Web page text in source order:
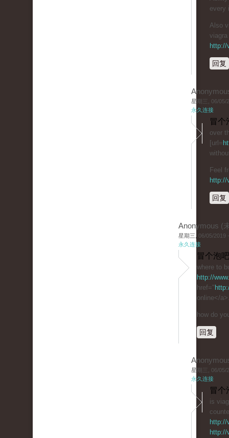
every
Also
viagra
http://
回复
星期三, 06/05/
永久连接
冒个
over
[url=
Feel
http://
回复
Anonymous (
星期三, 06/05/2019
永久连接
冒个泡
where to
http://
href="
online</
how do
回复
星期三, 06/05/
永久连接
冒个
is
http://
http://